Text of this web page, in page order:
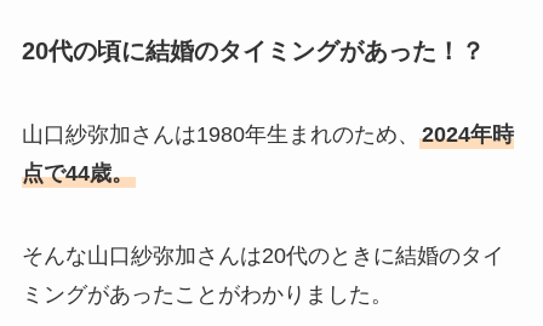
20代の頃に結婚のタイミングがあった！？
山口紗弥加さんは1980年生まれのため、 2024年時
点で44歳。
そんな山口紗弥加さんは20代のときに結婚のタイ
ミングがあったことがわかりました。